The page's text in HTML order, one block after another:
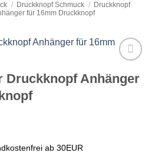
/ Druckknopf Schmuck / Druckknopf
für 16mm Druckknopf
Auf die
Wunschliste
Druckknopf Anhänger
ab 30EUR